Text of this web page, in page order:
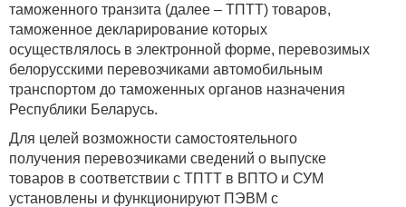
таможенного транзита (далее – ТПТТ) товаров,
таможенное декларирование которых
осуществлялось в электронной форме, перевозимых
белорусскими перевозчиками автомобильным
транспортом до таможенных органов назначения
Республики Беларусь.
Для целей возможности самостоятельного
получения перевозчиками сведений о выпуске
товаров в соответствии с ТПТТ в ВПТО и СУМ
установлены и функционируют ПЭВМ с